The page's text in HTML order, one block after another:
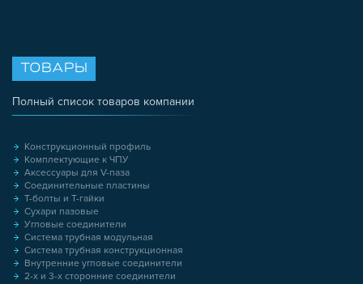
ТОВАРЫ
Полный список товаров компании
Конструкционный профиль
Комплектующие к ЧПУ
Аксессуары для V-паза
Соединительные пластины
Т-болты и Т-гайки
Сухари пазовые
Угловые соединители
Система трубная модульная
Система трубная конструкционная
Внутренние угловые соединители
2-х и 3-х сторонние соединители